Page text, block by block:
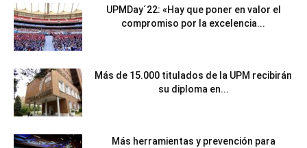
UPMDay´22: «Hay que poner en valor el
compromiso por la excelencia...
Más de 15.000 titulados de la UPM recibirán
su diploma en...
Más herramientas y prevención para